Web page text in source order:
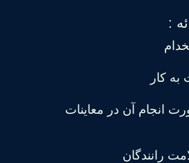
:
به کار
انجام آن در معاینات
رانندگان